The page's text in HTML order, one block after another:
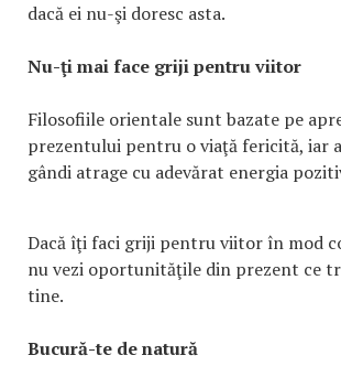
dacă ei nu-şi doresc asta.
Nu-ţi mai face griji pentru viitor
Filosofiile orientale sunt bazate pe
prezentului pentru o viaţă fericită, iar
gândi atrage cu adevărat energia
Dacă îţi faci griji pentru viitor în mod
nu vezi oportunităţile din prezent ce
tine.
Bucură-te de natură